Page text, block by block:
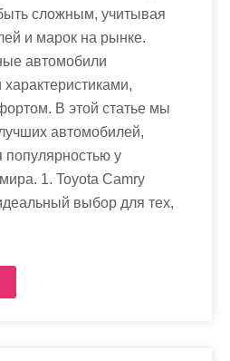
сложным, учитывая
и марок на рынке.
автомобили
В этой статье мы
автомобилей,
популярностью у
1. Toyota Camry
выбор для тех,